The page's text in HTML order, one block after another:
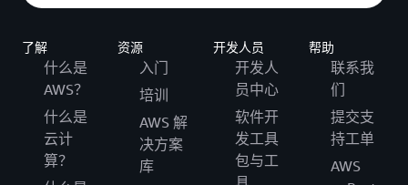
了解
什么是
AWS？
什么是
云计
算？
资源
入门
培训
AWS 解
决方案
库
开发人员
开发人
员中心
软件开
发工具
包与工
帮助
联系我
们
提交支
持工单
AWS